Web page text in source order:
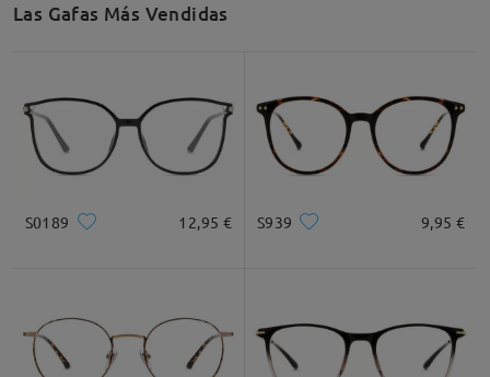
Las Gafas Más Vendidas
S0189 12,95 € S939 9,95 €